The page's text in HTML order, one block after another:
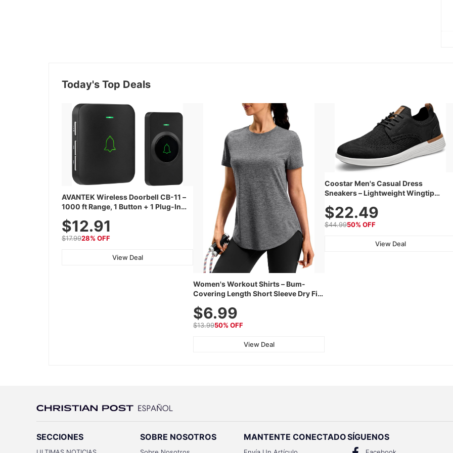
Today's Top Deals
AVANTEK Wireless Doorbell CB-11 –
1000 ft Range, 1 Button + 1 Plug-In
52 Chimes, Waterproof, 3-Year
Battery
$12.91
$17.9928% OFF
View Deal
Women's Workout Shirts – Bum-
Covering Length Short Sleeve Dry Fit
Athletic, Hiking, Running & Summer
Wear
$6.99
$13.9950% OFF
View Deal
Coostar Men's Casual Dress
Sneakers – Lightweight Wingtip
Upper, Rubber Sole & Slip-On Elastic
Collar, Business & Walking Shoe
$22.49
$44.9950% OFF
View Deal
SECCIONES SOBRE NOSOTROS MANTENTE CONECTADOSÍGUENOS